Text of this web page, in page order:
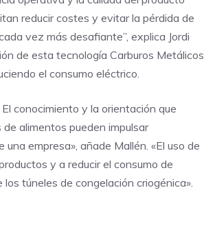
reducir costes y evitar la pérdida de
vez más desafiante”, explica Jordi
de esta tecnología Carburos Metálicos
el consumo eléctrico.
conocimiento y la orientación que
alimentos pueden impulsar
empresa», añade Mallén. «El uso de
y a reducir el consumo de
túneles de congelación criogénica».